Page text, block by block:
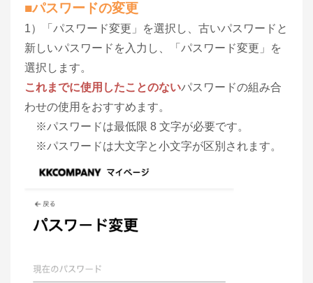
■パスワードの変更
1）「パスワード変更」を選択し、古いパスワードと
新しいパスワードを入力し、「パスワード変更」を
選択します。
これまでに使用したことのないパスワードの組み合
わせの使用をおすすめます。
※パスワードは最低限 8 文字が必要です。
※パスワードは大文字と小文字が区別されます。